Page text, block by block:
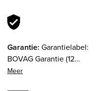
Garantie: Garantielabel:
BOVAG Garantie (12
maanden)